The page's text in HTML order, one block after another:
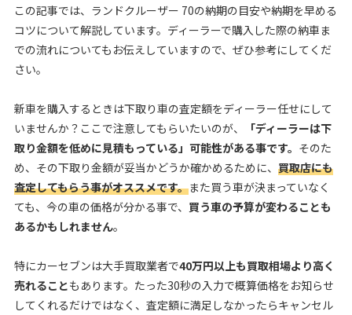
この記事では、ランドクルーザー 70の納期の目安や納期を早める
コツについて解説しています。ディーラーで購入した際の納車ま
での流れについてもお伝えしていますので、ぜひ参考にしてくだ
さい。
新車を購入するときは下取り車の査定額をディーラー任せにして
いませんか？ここで注意してもらいたいのが、
「ディーラーは下
取り金額を低めに見積もっている」可能性がある事です。 そのた
め、その下取り金額が妥当かどうか確かめるために、 買取店にも
査定してもらう事がオススメです。また買う車が決まっていなく
ても、今の車の価格が分かる事で、 買う車の予算が変わることも
あるかもしれません。
特にカーセブンは大手買取業者で40万円以上も買取相場より高く
売れることもあります。たった30秒の入力で概算価格をお知らせ
してくれるだけではなく、査定額に満足しなかったらキャンセル